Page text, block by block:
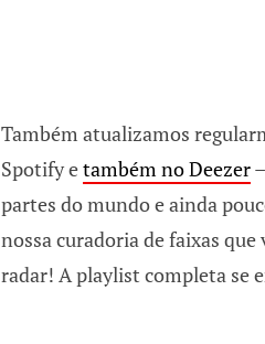
Também atualizamos
Spotify etambém no Deezer
partes do mundo e ainda
nossa curadoria de faixas
radar! A playlist completa se